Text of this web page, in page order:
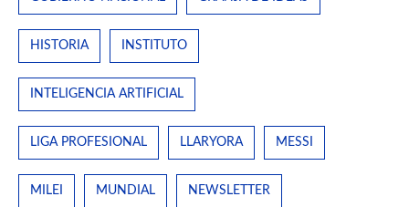
HISTORIA INSTITUTO
INTELIGENCIA ARTIFICIAL
LIGA PROFESIONAL LLARYORA MESSI
MILEI MUNDIAL NEWSLETTER